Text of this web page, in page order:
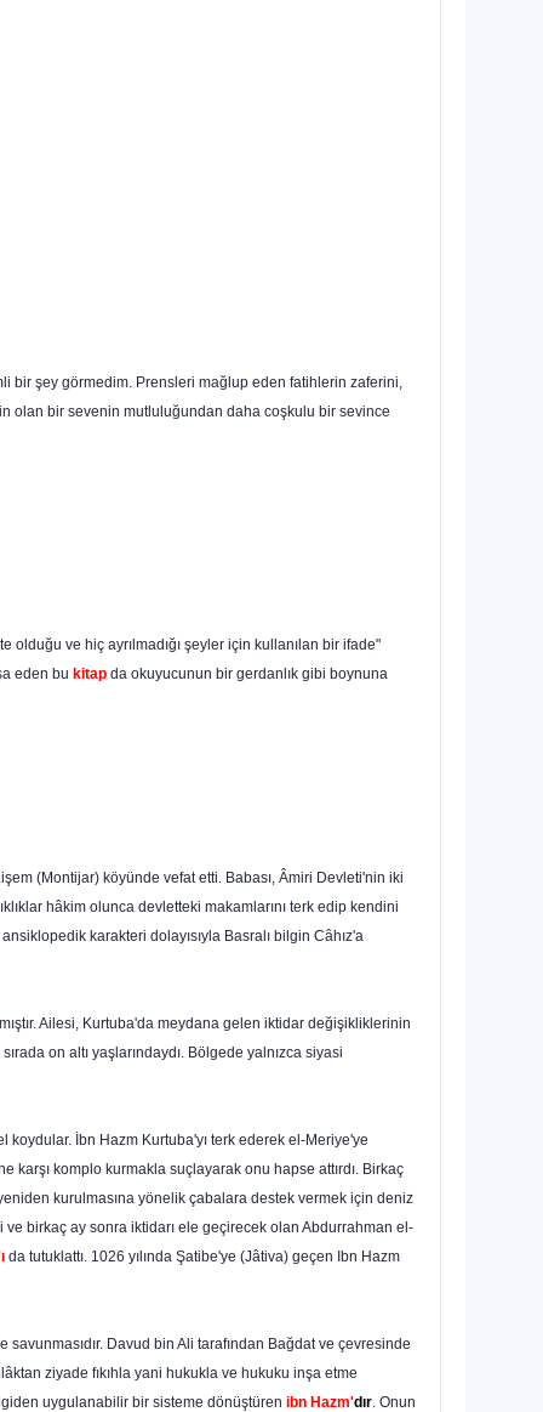
bir şey görmedim. Prensleri mağlup eden fatihlerin zaferini,
olan bir sevenin mutluluğundan daha coşkulu bir sevince
olduğu ve hiç ayrılmadığı şeyler için kullanılan bir ifade"
eden bu kitap da okuyucunun bir gerdanlık gibi boynuna
(Montijar) köyünde ve­fat etti. Babası, Âmiri Devleti'nin iki
hâkim olunca devletteki makamlarını terk edip kendini
karakteri dolayısıyla Basralı bilgin Câhız'a
Ailesi, Kurtuba'da meydana gelen iktidar değişikliklerinin
on altı yaşlarındaydı. Bölgede yalnızca siyasi
koydular. İbn Hazm Kurtuba'yı terk ederek el-Meriye'ye
karşı komplo kurmakla suçlayarak onu hapse attırdı. Birkaç
kurulmasına yönelik ça­balara destek vermek için deniz
ve birkaç ay sonra iktidarı ele geçirecek olan Abdurrahman el-
da tutuklattı. 1026 yılında Şatibe'ye (Jâtiva) geçen Ibn Hazm
Davud bin Ali tarafından Bağdat ve çevresinde
ziyade fıkıhla yani hukukla ve hukuku inşa etme
uygulanabilir bir sisteme dönüştüren ibn Hazm'dır. Onun